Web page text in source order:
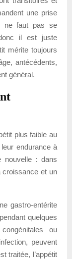
une prise
ne faut pas se
il est juste
mérite toujours
antécédents,
général.
plus faible au
endurance à
nouvelle : dans
croissance et un
gastro-entérite
quelques
ou
peuvent
traitée, l’appétit